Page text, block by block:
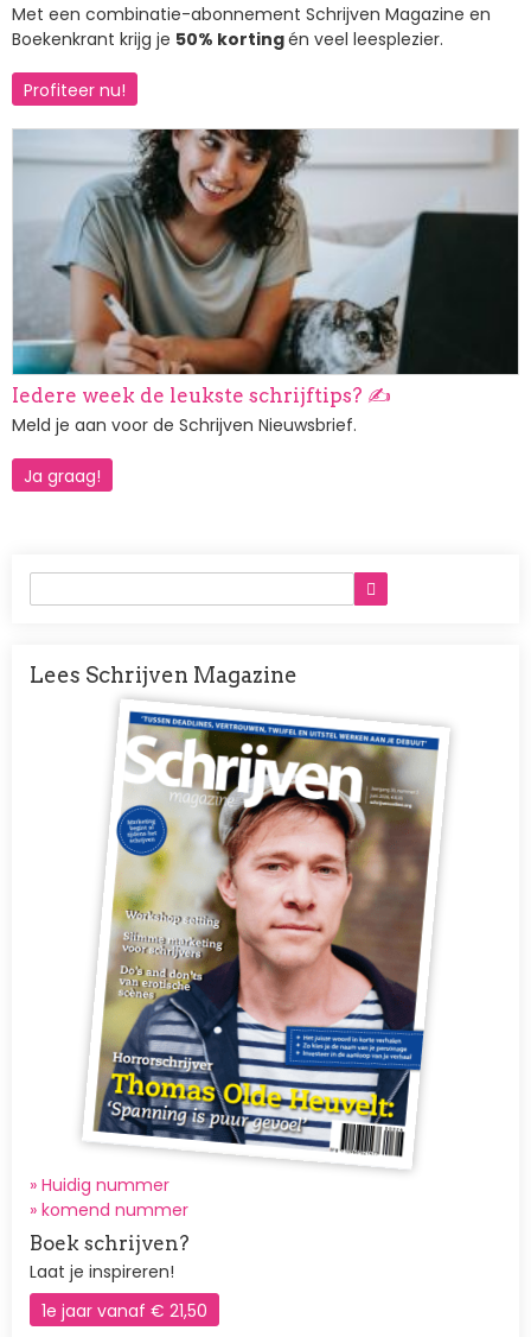
Met een combinatie-abonnement Schrijven Magazine en
Boekenkrant krijg je 50% kortingén veel leesplezier.
Profiteer nu!
Iedere week de leukste schrijftips? ✍️
Meld je aan voor de Schrijven Nieuwsbrief.
Ja graag!
Lees Schrijven Magazine
Afbeelding
» Huidig nummer
» komend nummer
Boek schrijven?
Laat je inspireren!
1e jaar vanaf € 21,50